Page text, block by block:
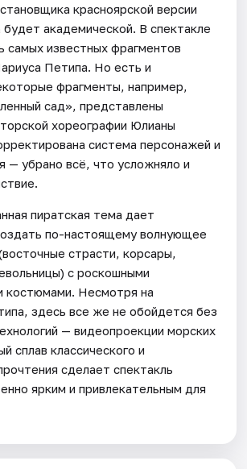
красноярской версии
академической. В спектакле
самых известных фрагментов
Петипа. Но есть и
фрагменты, например,
сад», представлены
хореографии Юлианы
система персонажей и
— убрано всё, что усложняло и
пиратская тема дает
по-настоящему волнующее
страсти, корсары,
с роскошными
костюмами. Несмотря на
здесь все же не обойдется без
— видеопроекции морских
сплав классического и
сделает спектакль
ярким и привлекательным для